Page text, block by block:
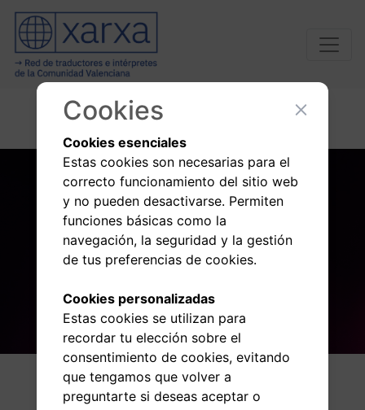
Cookies
Cookies esenciales
Estas cookies son necesarias para el
correcto funcionamiento del sitio web
y no pueden desactivarse. Permiten
funciones básicas como la
navegación, la seguridad y la gestión
de tus preferencias de cookies.
Cookies personalizadas
Estas cookies se utilizan para
recordar tu elección sobre el
consentimiento de cookies, evitando
que tengamos que volver a
preguntarte si deseas aceptar o